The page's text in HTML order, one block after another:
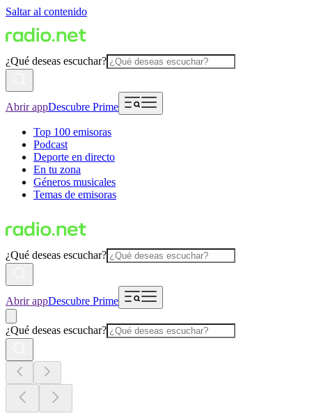
Saltar al contenido
¿Qué deseas escuchar?
Abrir appDescubre Prime
Top 100 emisoras
Podcast
Deporte en directo
En tu zona
Géneros musicales
Temas de emisoras
¿Qué deseas escuchar?
Abrir appDescubre Prime
¿Qué deseas escuchar?